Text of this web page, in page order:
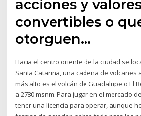
acciones y valores
convertibles o
otorguen…
Hacia el centro oriente de la ciudad se
Santa Catarina, una cadena de volcanes
más alto es el volcán de Guadalupe o El
a 2780 msnm. Para jugar en el mercado
tener una licencia para operar, aunque